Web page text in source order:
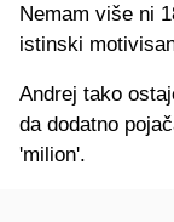
Nemam više ni
istinski
Andrej tako
da dodatno
'milion'.